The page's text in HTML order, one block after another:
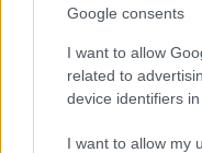
Google consents
I want to allow
related to
device identifiers in
I want to allow my